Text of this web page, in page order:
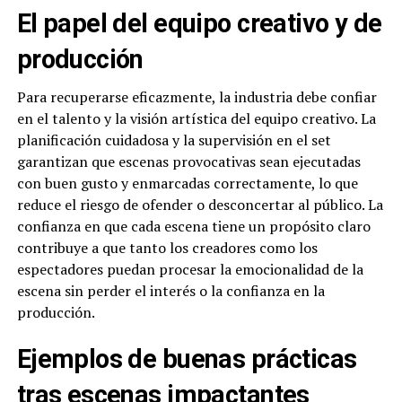
El papel del equipo creativo y de
producción
Para recuperarse eficazmente, la industria debe confiar
en el talento y la visión artística del equipo creativo. La
planificación cuidadosa y la supervisión en el set
garantizan que escenas provocativas sean ejecutadas
con buen gusto y enmarcadas correctamente, lo que
reduce el riesgo de ofender o desconcertar al público. La
confianza en que cada escena tiene un propósito claro
contribuye a que tanto los creadores como los
espectadores puedan procesar la emocionalidad de la
escena sin perder el interés o la confianza en la
producción.
Ejemplos de buenas prácticas
tras escenas impactantes